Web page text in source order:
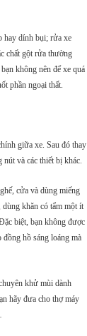
hay dính bụi; rửa xe
chất gột rửa thường
không nên để xe quá
phần ngoại thất.
giữa xe. Sau đó thay
và các thiết bị khác.
cửa và dùng miếng
khăn có tẩm một ít
biệt, bạn không được
hồ sáng loáng mà
khử mùi dành
hãy đưa cho thợ máy